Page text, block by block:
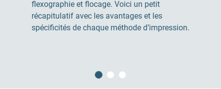
flexographie et flocage. Voici un petit
récapitulatif avec les avantages et les
spécificités de chaque méthode d’impression.